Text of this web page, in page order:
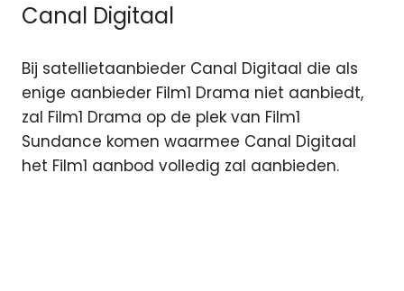
Canal Digitaal
Bij satellietaanbieder Canal Digitaal die als
enige aanbieder Film1 Drama niet aanbiedt,
zal Film1 Drama op de plek van Film1
Sundance komen waarmee Canal Digitaal
het Film1 aanbod volledig zal aanbieden.